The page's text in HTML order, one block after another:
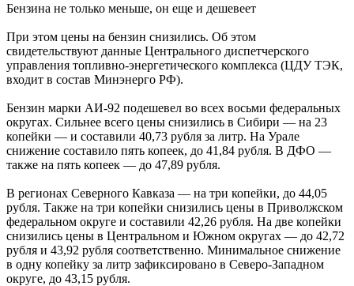
Бензина не только меньше, он еще и дешевеет
При этом цены на бензин снизились. Об этом
свидетельствуют данные Центрального диспетчерского
управления топливно-энергетического комплекса (ЦДУ ТЭК,
входит в состав Минэнерго РФ).
Бензин марки АИ-92 подешевел во всех восьми федеральных
округах. Сильнее всего цены снизились в Сибири — на 23
копейки — и составили 40,73 рубля за литр. На Урале
снижение составило пять копеек, до 41,84 рубля. В ДФО —
также на пять копеек — до 47,89 рубля.
В регионах Северного Кавказа — на три копейки, до 44,05
рубля. Также на три копейки снизились цены в Приволжском
федеральном округе и составили 42,26 рубля. На две копейки
снизились цены в Центральном и Южном округах — до 42,72
рубля и 43,92 рубля соответственно. Минимальное снижение
в одну копейку за литр зафиксировано в Северо-Западном
округе, до 43,15 рубля.